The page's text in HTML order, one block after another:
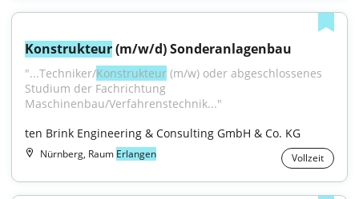
Konstrukteur (m/w/d) Sonderanlagenbau
"...Techniker/Konstrukteur (m/w) oder abgeschlossenes
Studium der Fachrichtung
Maschinenbau/Verfahrenstechnik..."
ten Brink Engineering & Consulting GmbH & Co. KG
Nürnberg, Raum Erlangen Vollzeit